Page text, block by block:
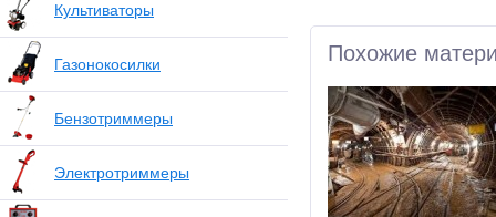
Культиваторы
Газонокосилки
Бензотриммеры
Электротриммеры
Похожие